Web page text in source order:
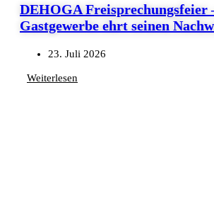
DEHOGA Freisprechungsfeier
Gastgewerbe ehrt seinen
23. Juli 2026
Weiterlesen